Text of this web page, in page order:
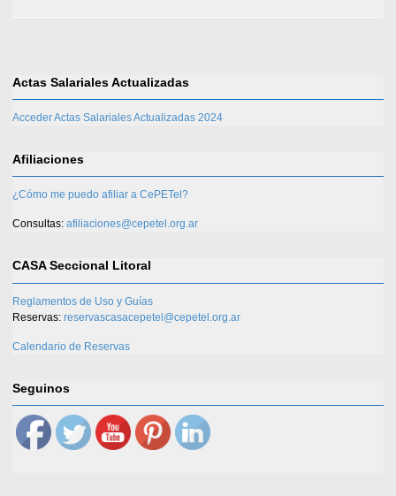
Actas Salariales Actualizadas
Acceder Actas Salariales Actualizadas 2024
Afiliaciones
¿Cómo me puedo afiliar a CePETel?
Consultas: afiliaciones@cepetel.org.ar
CASA Seccional Litoral
Reglamentos de Uso y Guías
Reservas: reservascasacepetel@cepetel.org.ar
Calendario de Reservas
Seguinos